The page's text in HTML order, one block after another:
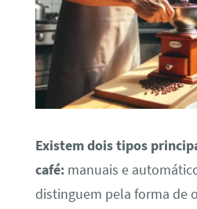
Existem dois tipos
café:manuais e
distinguem pela forma de